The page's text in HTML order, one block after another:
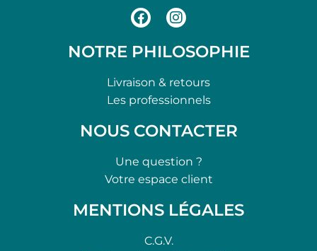
NOTRE PHILOSOPHIE
Livraison & retours
Les professionnels
NOUS CONTACTER
Une question ?
Votre espace client
MENTIONS LÉGALES
C.G.V.